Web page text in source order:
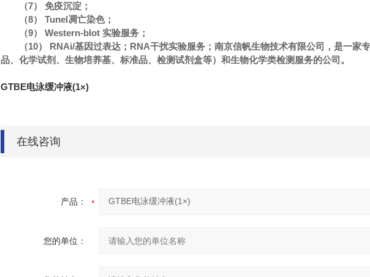
（7） 免疫沉淀；
（8） Tunel凋亡染色；
（9） Western-blot 实验服务；
（10） RNAi/基因过表达；RNA干扰实验服务；南京信帆生物技术有限公司，是一
品、化学试剂、生物培养基、标准品、检测试剂盒等）和生物化学类检测服务的公司。
GTBE电泳缓冲液(1×)
在线咨询
产品：
您的单位：